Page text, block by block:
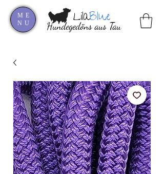
Hundegedöns aus Tau
LilaBlue
ME
NU